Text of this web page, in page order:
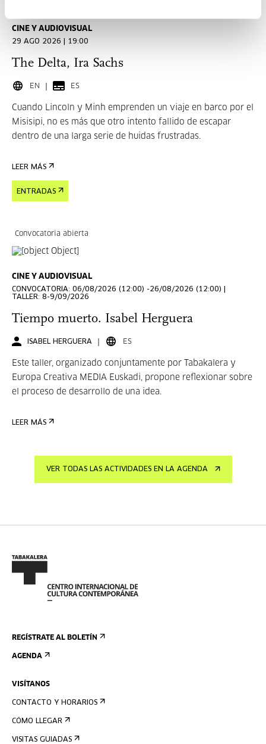
CINE Y AUDIOVISUAL
29 AGO 2026 | 19:00
The Delta, Ira Sachs
EN ES
Cuando Lincoln y Minh emprenden un viaje en barco por el
Misisipi, no es más que otro intento fallido de escapar
dentro de una larga serie de huidas frustradas.
LEER MÁS
ENTRADAS
Convocatoria abierta
CINE Y AUDIOVISUAL
CONVOCATORIA: 06/08/2026 (12:00) -26/08/2026 (12:00) |
TALLER: 8-9/09/2026
Tiempo muerto. Isabel Herguera
ISABEL HERGUERA ES
Este taller, organizado conjuntamente por Tabakalera y
Europa Creativa MEDIA Euskadi, propone reflexionar sobre
el proceso de desarrollo de una idea.
LEER MÁS
VER TODAS LAS ACTIVIDADES EN LA AGENDA
REGÍSTRATE AL BOLETÍN
AGENDA
VISÍTANOS
CONTACTO Y HORARIOS
CÓMO LLEGAR
VISITAS GUIADAS